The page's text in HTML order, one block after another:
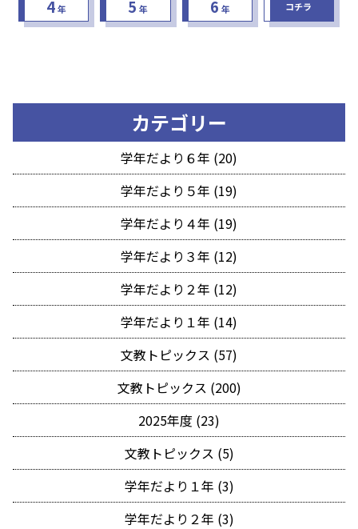
4年 5 年 6 年
コチラ
カテゴリー
学年だより６年 (20)
学年だより５年 (19)
学年だより４年 (19)
学年だより３年 (12)
学年だより２年 (12)
学年だより１年 (14)
文教トピックス (57)
文教トピックス (200)
2025年度 (23)
文教トピックス (5)
学年だより１年 (3)
学年だより２年 (3)